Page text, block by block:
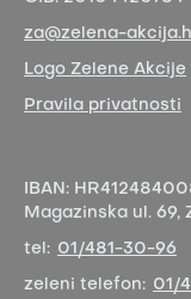
za@zelena-
Logo Zelene Akcije
Pravila privatnosti
IBAN:
Magazinska ul. 69,
tel: 01/481-30-96
zeleni telefon: 01/